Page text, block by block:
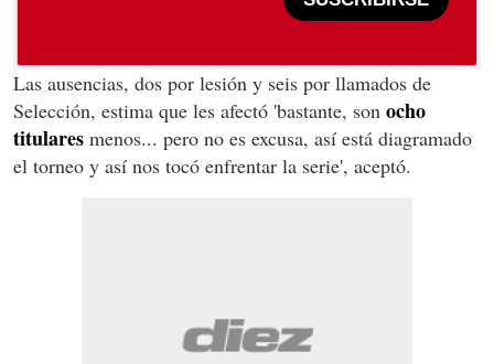
Las ausencias, dos por lesión y seis por llamados de
Selección, estima que les afectó 'bastante, son ocho
titulares menos... pero no es excusa, así está diagramado
el torneo y así nos tocó enfrentar la serie', aceptó.